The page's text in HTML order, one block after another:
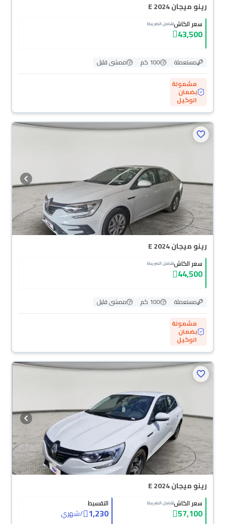
رينو ميجان E 2024
سعر الكاش(شامل الضريبة)
43,500
مستعملة 100 كم
ممشى قليل
مشمولة
بضمان
الوكيل
رينو ميجان E 2024
سعر الكاش(شامل الضريبة)
44,500
مستعملة 100 كم
ممشى قليل
مشمولة
بضمان
الوكيل
رينو ميجان E 2024
سعر الكاش(شامل الضريبة)
57,100
التقسيط
1,230
/شهري